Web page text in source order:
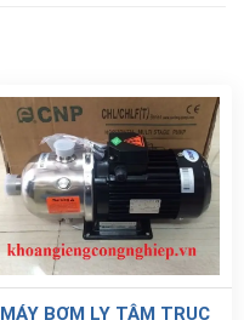
MÁY BƠM LY TÂM TRỤC